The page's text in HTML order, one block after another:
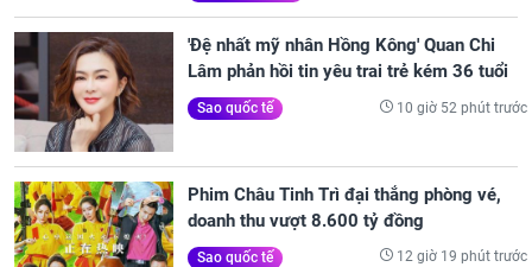
'Đệ nhất mỹ nhân Hồng Kông' Quan Chi
Lâm phản hồi tin yêu trai trẻ kém 36 tuổi
Sao quốc tế 10 giờ 52 phút trước
Phim Châu Tinh Trì đại thắng phòng vé,
doanh thu vượt 8.600 tỷ đồng
Sao quốc tế 12 giờ 19 phút trước